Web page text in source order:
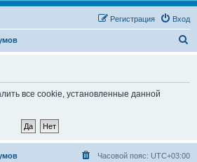
Вход
Регистрация
все cookie, установленные данной
Часовой пояс: UTC+03:00